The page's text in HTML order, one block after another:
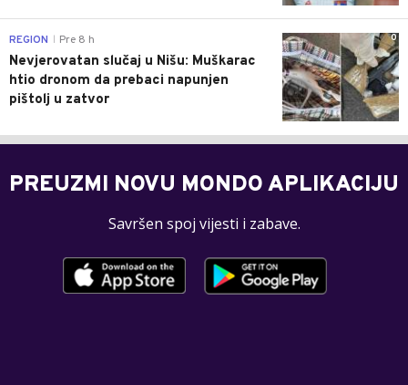
0
REGION Pre 8 h
Nevjerovatan slučaj u Nišu: Muškarac
htio dronom da prebaci napunjen
pištolj u zatvor
PREUZMI NOVU MONDO APLIKACIJU
Savršen spoj vijesti i zabave.